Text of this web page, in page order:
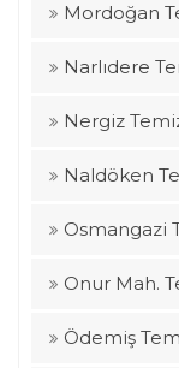
Mordoğan
Narlıdere
Nergiz
Naldöken
Osmangazi
Onur Mah.
Ödemiş